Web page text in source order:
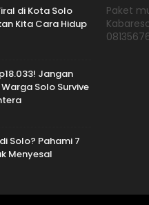
di Kota Solo
Kita Cara Hidup
Jangan
Solo Survive
Solo? Pahami 7
Menyesal
Paket